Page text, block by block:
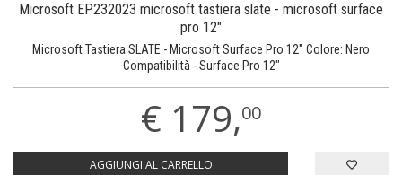
Microsoft EP232023 microsoft tastiera slate - microsoft surface
pro 12"
Microsoft Tastiera SLATE - Microsoft Surface Pro 12" Colore: Nero
Compatibilità - Surface Pro 12"
€ 179,00
AGGIUNGI AL CARRELLO